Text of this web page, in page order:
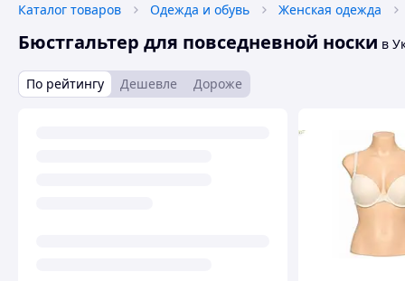
Каталог товаров Одежда и обувь Женская одежда
Бюстгальтер для повседневной носки в
По рейтингу Дешевле Дороже